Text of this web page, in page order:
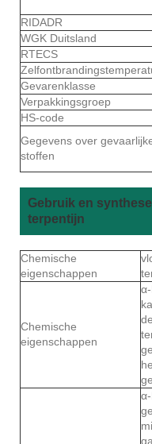
RIDADR
WGK Duitsland
RTECS
Gevarenklasse
Verpakkingsgroep
HS-code
Gegevens over
stoffen
Gebruik en
terpentijn
Chemische
eigenschappen
Chemische
eigenschappen